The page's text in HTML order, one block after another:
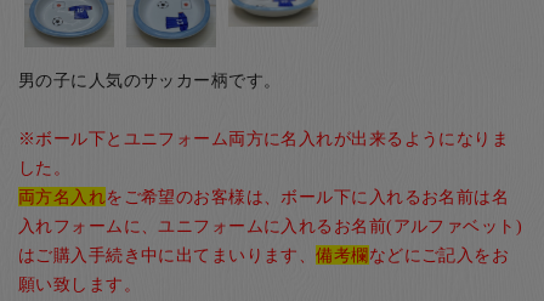
男の子に人気のサッカー柄です。
※ボール下とユニフォーム両方に名入れが出来るようになりま
した。
両方名入れをご希望のお客様は、ボール下に入れるお名前は名
入れフォームに、ユニフォームに入れるお名前(アルファベット)
はご購入手続き中に出てまいります、備考欄などにご記入をお
願い致します。